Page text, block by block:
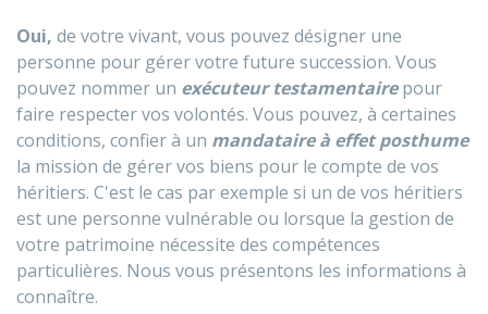
Oui, de votre vivant, vous pouvez désigner une
personne pour gérer votre future succession. Vous
pouvez nommer un exécuteur testamentairepour
faire respecter vos volontés. Vous pouvez, à certaines
conditions, confier à un mandataire à effet posthume
la mission de gérer vos biens pour le compte de vos
héritiers. C'est le cas par exemple si un de vos héritiers
est une personne vulnérable ou lorsque la gestion de
votre patrimoine nécessite des compétences
particulières. Nous vous présentons les informations à
connaître.